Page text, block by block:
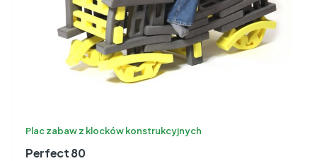
Plac zabaw z klocków konstrukcyjnych
Perfect 80